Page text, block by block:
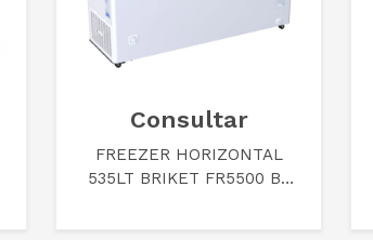
Consultar
FREEZER HORIZONTAL
535LT BRIKET FR5500 BL